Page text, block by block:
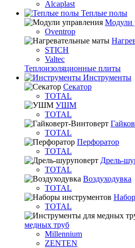
Alcaplast
Теплые полы
Модули
Oventrop
STICH
Valtec
Теплоизоляционные плиты
Инструменты
Секатор
TOTAL
УШМ
TOTAL
TOTAL
Перфоратор
TOTAL
Дрель-
TOTAL
Воздуходувка
TOTAL
TOTAL
медных труб
Millennium
ZENTEN